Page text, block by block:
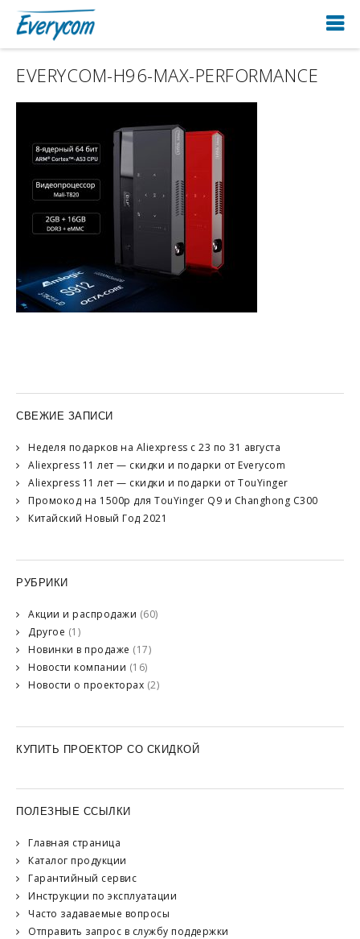
EVERYCOM-H96-MAX-PERFORMANCE
СВЕЖИЕ ЗАПИСИ
Неделя подарков на Aliexpress с 23 по 31 августа
Aliexpress 11 лет — скидки и подарки от Everycom
Aliexpress 11 лет — скидки и подарки от TouYinger
Промокод на 1500р для TouYinger Q9 и Changhong C300
Китайский Новый Год 2021
РУБРИКИ
Акции и распродажи (60)
Другое (1)
Новинки в продаже (17)
Новости компании (16)
Новости о проекторах (2)
КУПИТЬ ПРОЕКТОР СО СКИДКОЙ
ПОЛЕЗНЫЕ ССЫЛКИ
Главная страница
Каталог продукции
Гарантийный сервис
Инструкции по эксплуатации
Часто задаваемые вопросы
Отправить запрос в службу поддержки